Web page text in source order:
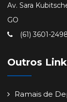
Av. Sara
GO
(61) 3601-
Outros
Ramais de